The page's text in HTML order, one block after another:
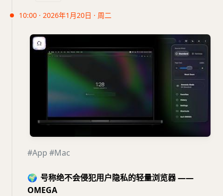
10:00 · 2026年1月20日 · 周二
#App #Mac
🌍 号称绝不会侵犯用户隐私的轻量浏览器 ——
OMEGA